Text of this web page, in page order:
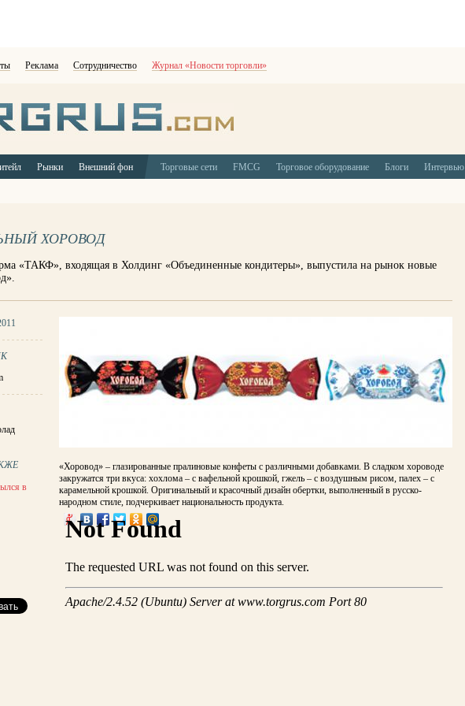
Реклама Сотрудничество Журнал «Новости торговли»
Рынки Внешний фон Торговые сети FMCG Торговое оборудование Блоги Интервью
ХОРОВОД
«ТАКФ», входящая в Холдинг «Объединенные кондитеры», выпустила на рынок новые
в
«Хоровод» – глазированные пралиновые конфеты с различными добавками. В сладком хороводе
закружатся три вкуса: хохлома – с вафельной крошкой, гжель – с воздушным рисом, палех – с
карамельной крошкой. Оригинальный и красочный дизайн обертки, выполненный в русско-
народном стиле, подчеркивает национальность продукта.